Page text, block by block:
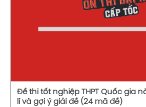
Đề thi tốt nghiệp THPT Quốc gia
lí và gợi ý giải đề (24 mã đề)